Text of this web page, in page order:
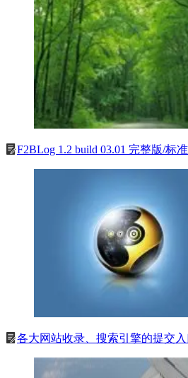
F2BLog 1.2 build 03.01 完整版/标
各大网站收录、搜索引擎的提交入